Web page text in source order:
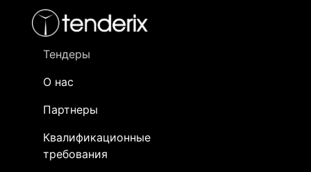
Тендеры
О нас
Партнеры
Квалификационные
требования
- активный лот
- сохраненный лот (не опубликован)
Закупка:
Калибровка
[Завершен]